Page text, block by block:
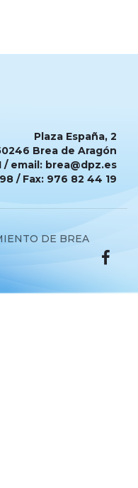
Plaza España, 2
Brea de Aragón
/ email: brea@dpz.es
/ Fax: 976 82 44 19
DE BREA